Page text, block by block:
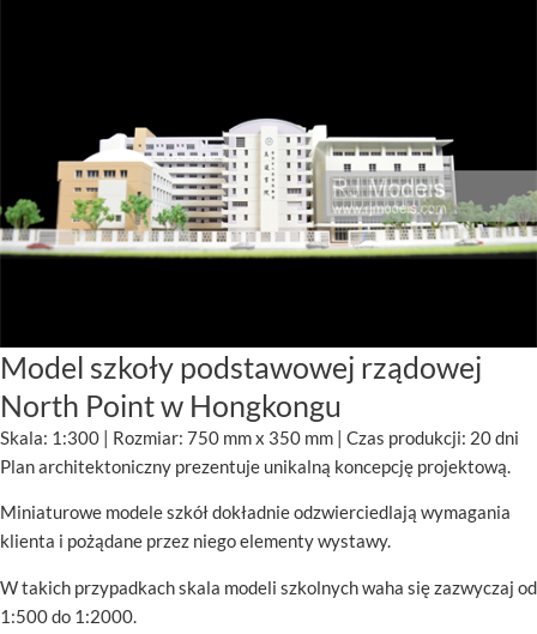
Model szkoły podstawowej rządowej
North Point w Hongkongu
Skala: 1:300 | Rozmiar: 750 mm x 350 mm | Czas produkcji: 20 dni
Plan architektoniczny prezentuje unikalną koncepcję projektową.
Miniaturowe modele szkół dokładnie odzwierciedlają wymagania
klienta i pożądane przez niego elementy wystawy.
W takich przypadkach skala modeli szkolnych waha się zazwyczaj od
1:500 do 1:2000.